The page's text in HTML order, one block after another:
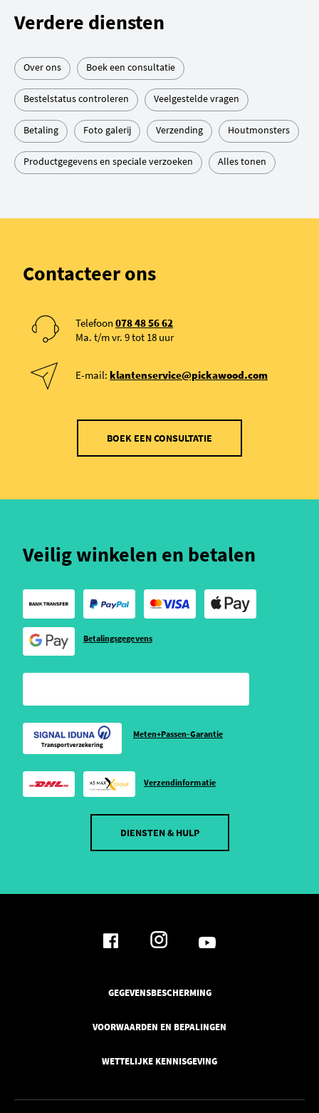
Verdere diensten
Over ons Boek een consultatie
Bestelstatus controleren Veelgestelde vragen
Betaling Foto galerij Verzending Houtmonsters
Productgegevens en speciale verzoeken Alles tonen
Contacteer ons
Telefoon 078 48 56 62
Ma. t/m vr. 9 tot 18 uur
E-mail: klantenservice@pickawood.com
BOEK EEN CONSULTATIE
Veilig winkelen en betalen
Betalingsgegevens
Meten+Passen-Garantie
Verzendinformatie
DIENSTEN & HULP
GEGEVENSBESCHERMING
VOORWAARDEN EN BEPALINGEN
WETTELIJKE KENNISGEVING